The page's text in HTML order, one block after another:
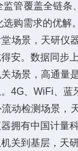
覆盖全链条、
购需求的优解。
景，天研仪器
安。数据同步
景，高通量是
4G、WiFi、
检测场景，天
拥有中国计量
到基层，天研